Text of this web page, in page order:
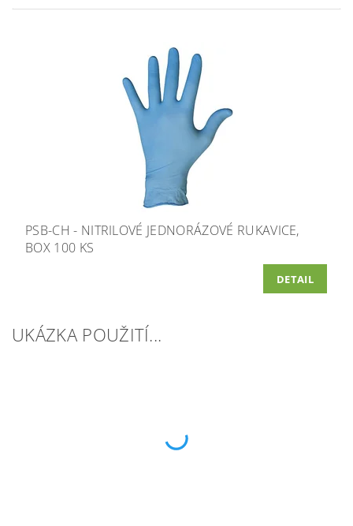
PSB-CH - NITRILOVÉ JEDNORÁZOVÉ RUKAVICE,
BOX 100 KS
DETAIL
UKÁZKA POUŽITÍ...